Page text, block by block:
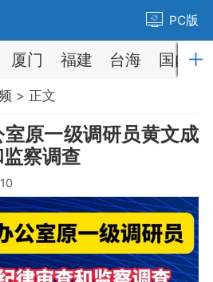
PC版
厦门 福建 台海 国内
> 正文
原一级调研员黄文成
察调查